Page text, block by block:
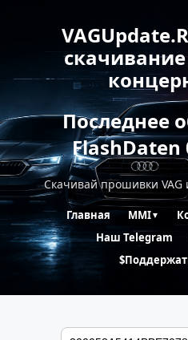
Последнее
FlashDaten
Скачивай прошивки VAG
Главная MMI▼
Наш Telegram